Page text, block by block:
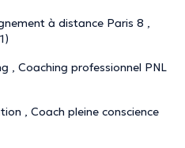
de Doctoranytime et se base sur des
à distance Paris 8 ,
, Coaching professionnel PNL
, Coach pleine conscience